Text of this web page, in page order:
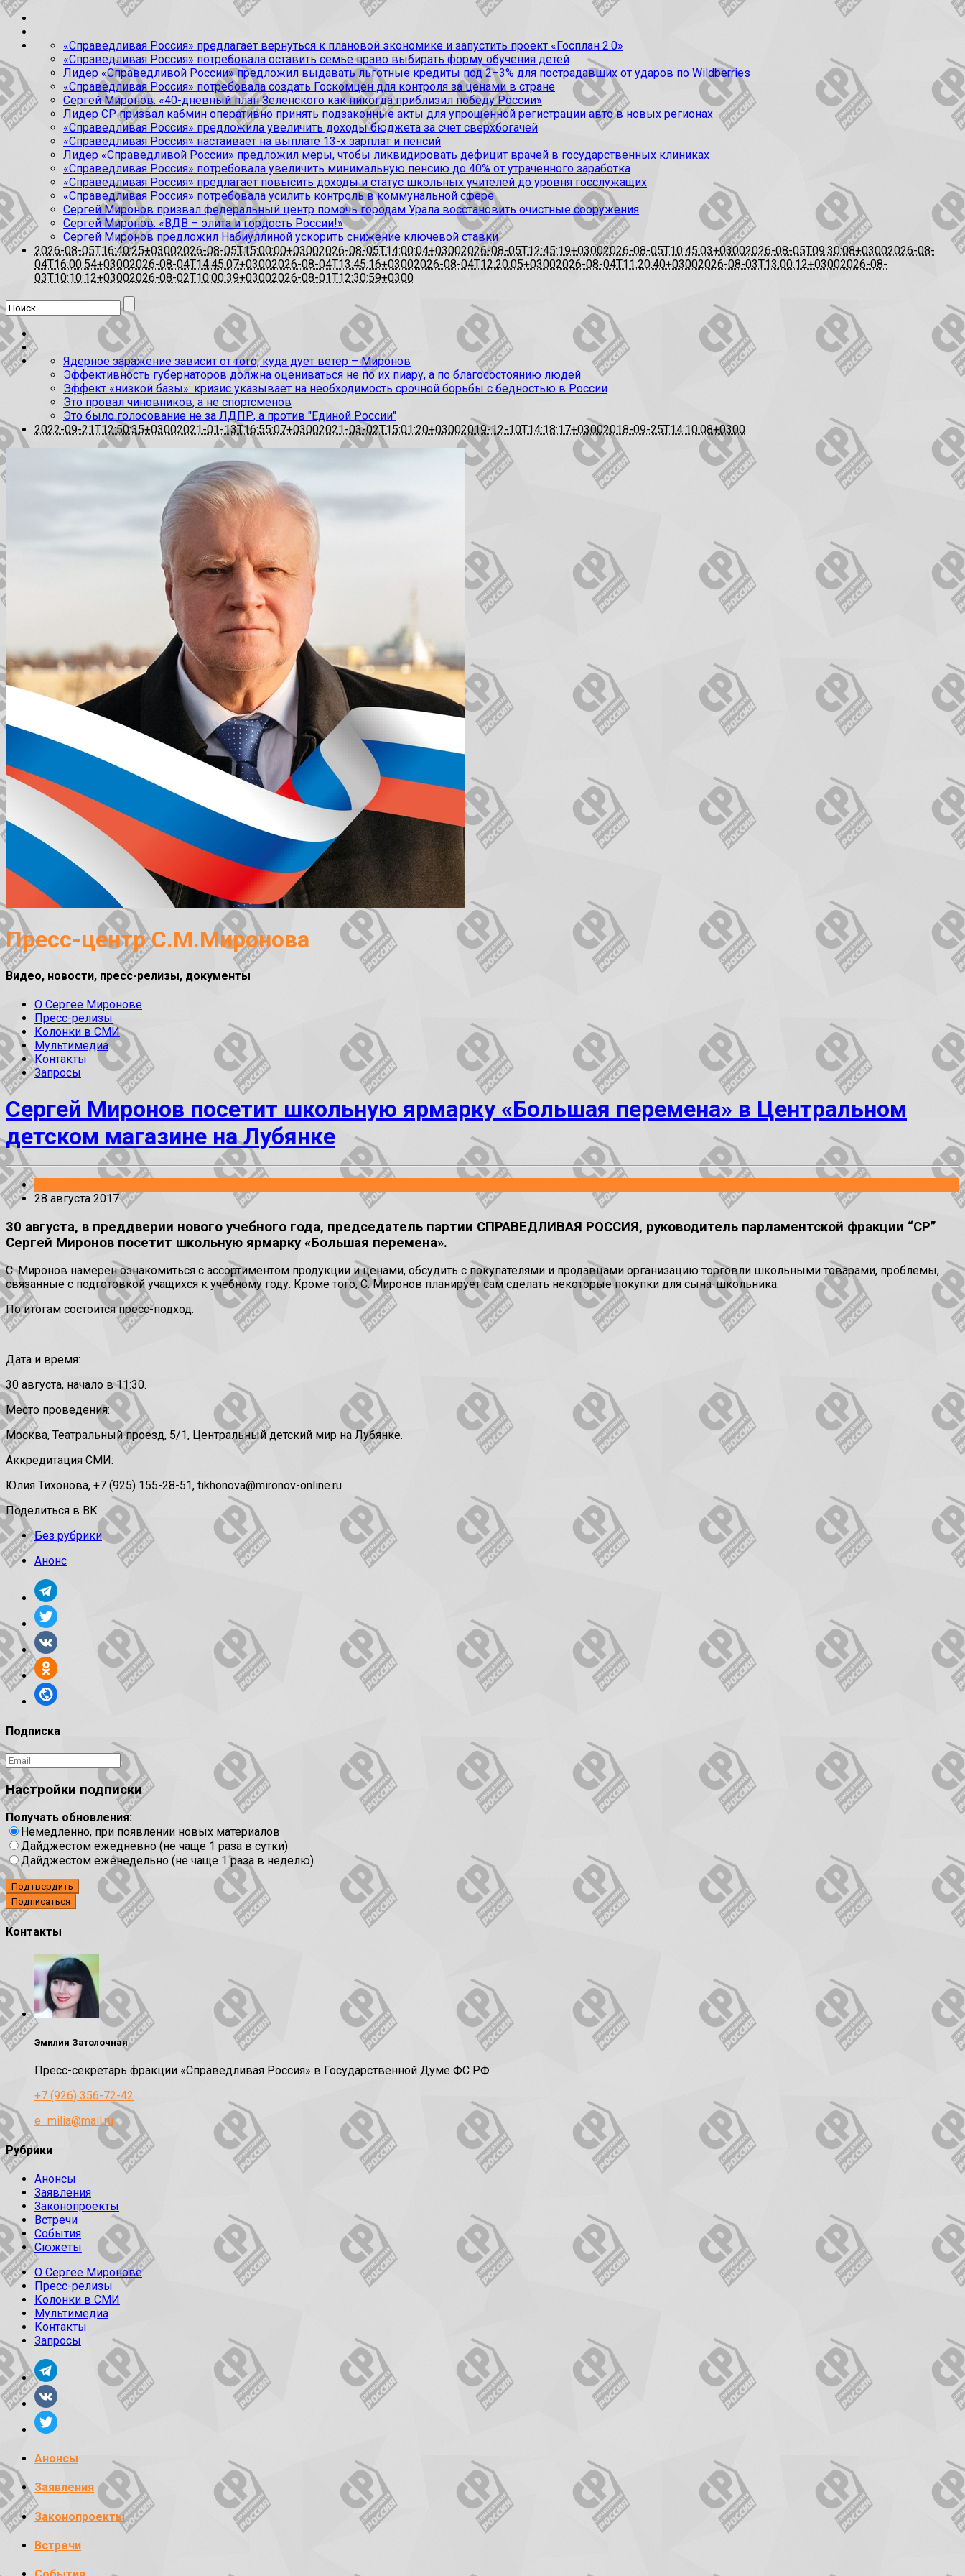
«Справедливая Россия» предлагает вернуться к плановой экономике и запустить проект «Госплан 2.0»
«Справедливая Россия» потребовала оставить семье право выбирать форму обучения детей
Лидер «Справедливой России» предложил выдавать льготные кредиты под 2–3% для пострадавших от ударов по Wildberries
«Справедливая Россия» потребовала создать Госкомцен для контроля за ценами в стране
Сергей Миронов: «40-дневный план Зеленского как никогда приблизил победу России»
Лидер СР призвал кабмин оперативно принять подзаконные акты для упрощенной регистрации авто в новых регионах
«Справедливая Россия» предложила увеличить доходы бюджета за счет сверхбогачей
«Справедливая Россия» настаивает на выплате 13-х зарплат и пенсий
Лидер «Справедливой России» предложил меры, чтобы ликвидировать дефицит врачей в государственных клиниках
«Справедливая Россия» потребовала увеличить минимальную пенсию до 40% от утраченного заработка
«Справедливая Россия» предлагает повысить доходы и статус школьных учителей до уровня госслужащих
«Справедливая Россия» потребовала усилить контроль в коммунальной сфере
Сергей Миронов призвал федеральный центр помочь городам Урала восстановить очистные сооружения
Сергей Миронов: «ВДВ – элита и гордость России!»
Сергей Миронов предложил Набиуллиной ускорить снижение ключевой ставки
2026-08-05T16:40:25+03002026-08-05T15:00:00+03002026-08-05T14:00:04+03002026-08-05T12:45:19+03002026-08-05T10:45:03+03002026-08-05T09:30:08+03002026-08-
04T16:00:54+03002026-08-04T14:45:07+03002026-08-04T13:45:16+03002026-08-04T12:20:05+03002026-08-04T11:20:40+03002026-08-03T13:00:12+03002026-08-
03T10:10:12+03002026-08-02T10:00:39+03002026-08-01T12:30:59+0300
Ядерное заражение зависит от того, куда дует ветер – Миронов
Эффективность губернаторов должна оцениваться не по их пиару, а по благосостоянию людей
Эффект «низкой базы»: кризис указывает на необходимость срочной борьбы с бедностью в России
Это провал чиновников, а не спортсменов
Это было голосование не за ЛДПР, а против "Единой России"
2022-09-21T12:50:35+03002021-01-13T16:55:07+03002021-03-02T15:01:20+03002019-12-10T14:18:17+03002018-09-25T14:10:08+0300
Пресс-центр С.М.Миронова
Видео, новости, пресс-релизы, документы
О Сергее Миронове
Пресс-релизы
Колонки в СМИ
Мультимедиа
Контакты
Запросы
Сергей Миронов посетит школьную ярмарку «Большая перемена» в Центральном
детском магазине на Лубянке
28 августа 2017
30 августа, в преддверии нового учебного года, председатель партии СПРАВЕДЛИВАЯ РОССИЯ, руководитель парламентской фракции “СР”
Сергей Миронов посетит школьную ярмарку «Большая перемена».
С. Миронов намерен ознакомиться с ассортиментом продукции и ценами, обсудить с покупателями и продавцами организацию торговли школьными товарами, проблемы,
связанные с подготовкой учащихся к учебному году. Кроме того, С. Миронов планирует сам сделать некоторые покупки для сына-школьника.
По итогам состоится пресс-подход.
Дата и время:
30 августа, начало в 11:30.
Место проведения:
Москва, Театральный проезд, 5/1, Центральный детский мир на Лубянке.
Аккредитация СМИ:
Юлия Тихонова, +7 (925) 155-28-51, tikhonova@mironov-online.ru
Поделиться в ВК
Без рубрики
Анонс
Подписка
Настройки подписки
Получать обновления:
Немедленно, при появлении новых материалов
Дайджестом ежедневно (не чаще 1 раза в сутки)
Дайджестом еженедельно (не чаще 1 раза в неделю)
Подтвердить
Контакты
Эмилия Затолочная
Пресс-секретарь фракции «Справедливая Россия» в Государственной Думе ФС РФ
+7 (926) 356-72-42
e_milia@mail.ru
Рубрики
Анонсы
Заявления
Законопроекты
Встречи
События
Сюжеты
О Сергее Миронове
Пресс-релизы
Колонки в СМИ
Мультимедиа
Контакты
Запросы
Анонсы
Заявления
Законопроекты
Встречи